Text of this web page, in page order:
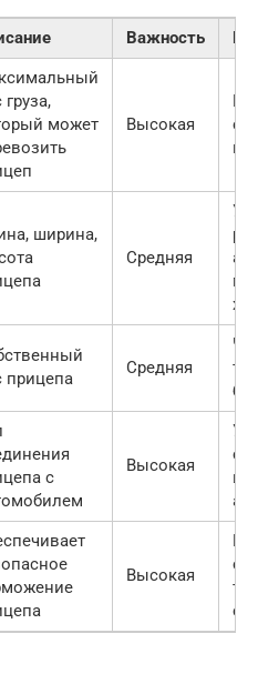
Важность
груза,
может
Высокая
с
ширина,
Средняя
прицепа
Средняя
с
Высокая
Высокая
с